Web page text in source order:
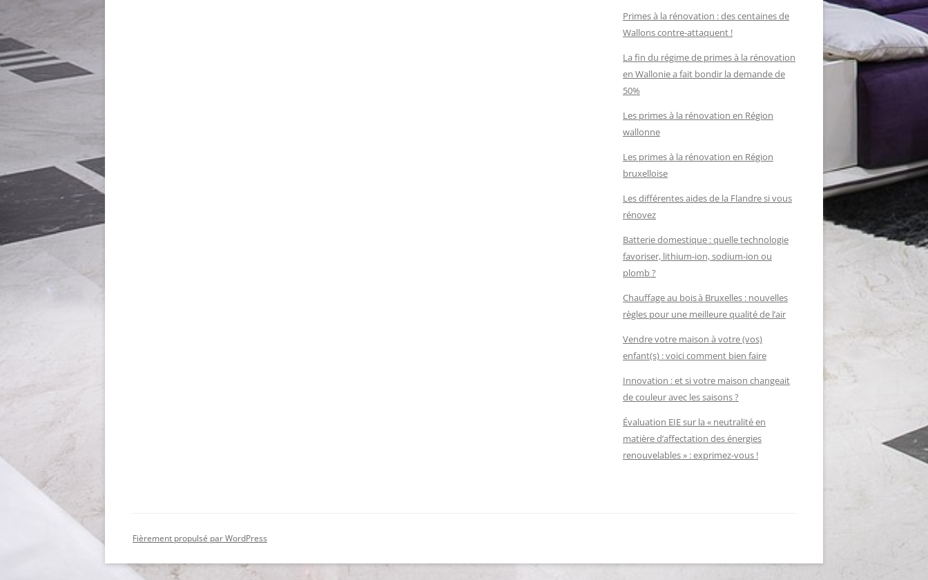
Primes à la rénovation : des centaines de
Wallons contre-attaquent !
La fin du régime de primes à la rénovation
en Wallonie a fait bondir la demande de
50%
Les primes à la rénovation en Région
wallonne
Les primes à la rénovation en Région
bruxelloise
Les différentes aides de la Flandre si vous
rénovez
Batterie domestique : quelle technologie
favoriser, lithium-ion, sodium-ion ou
plomb ?
Chauffage au bois à Bruxelles : nouvelles
règles pour une meilleure qualité de l’air
Vendre votre maison à votre (vos)
enfant(s) : voici comment bien faire
Innovation : et si votre maison changeait
de couleur avec les saisons ?
Évaluation EIE sur la « neutralité en
matière d’affectation des énergies
renouvelables » : exprimez-vous !
Fièrement propulsé par WordPress